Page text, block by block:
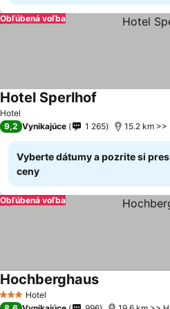
Obľúbená voľba
Hotel
Hotel Sperlhof
9,2 Vynikajúce 1 265 15.2 km >>
Vyberte dátumy a pozrite si
ceny
Obľúbená voľba
3 Počet hviezdičiek
Hotel
Hochberghaus